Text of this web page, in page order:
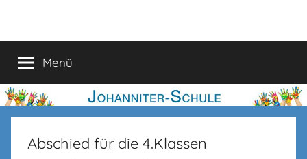
Schule
Menü
Abschied für die 4.Klassen